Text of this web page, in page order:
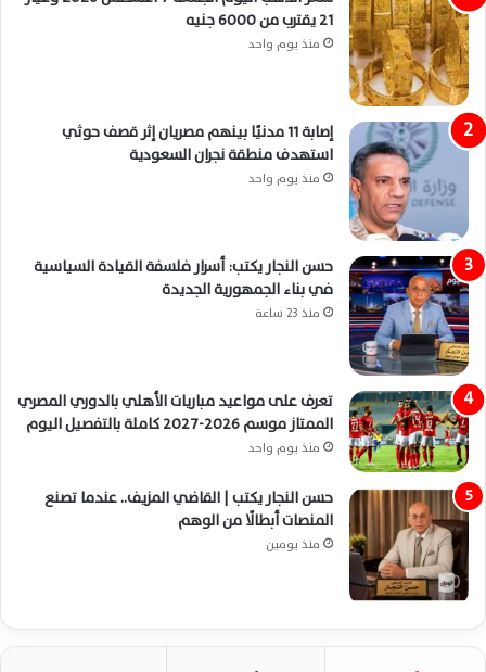
21 يقترب من 6000 جنيه
منذ يوم واحد
إصابة 11 مدنيًا بينهم مصريان إثر قصف حوثي
استهدف منطقة نجران السعودية
منذ يوم واحد
حسن النجار يكتب: أسرار فلسفة القيادة السياسية
في بناء الجمهورية الجديدة
منذ 23 ساعة
تعرف على مواعيد مباريات الأهلي بالدوري المصري
الممتاز موسم 2026-2027 كاملة بالتفصيل اليوم
منذ يوم واحد
حسن النجار يكتب | القاضي المزيف.. عندما تصنع
المنصات أبطالًا من الوهم
منذ يومين